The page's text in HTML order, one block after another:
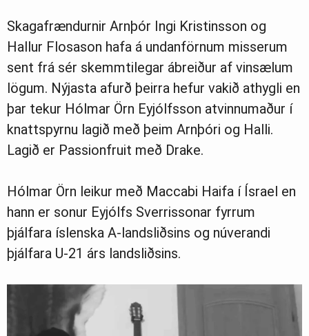
Pistlar
Greinasafn
Ljósmyndasafn
Skagafrændurnir Arnþór Ingi Kristinsson og
Hallur Flosason hafa á undanförnum misserum
sent frá sér skemmtilegar ábreiður af vinsælum
lögum. Nýjasta afurð þeirra hefur vakið athygli en
þar tekur Hólmar Örn Eyjólfsson atvinnumaður í
knattspyrnu lagið með þeim Arnþóri og Halli.
Lagið er Passionfruit með Drake.
Hólmar Örn leikur með Maccabi Haifa í Ísrael en
hann er sonur Eyjólfs Sverrissonar fyrrum
þjálfara íslenska A-landsliðsins og núverandi
þjálfara U-21 árs landsliðsins.